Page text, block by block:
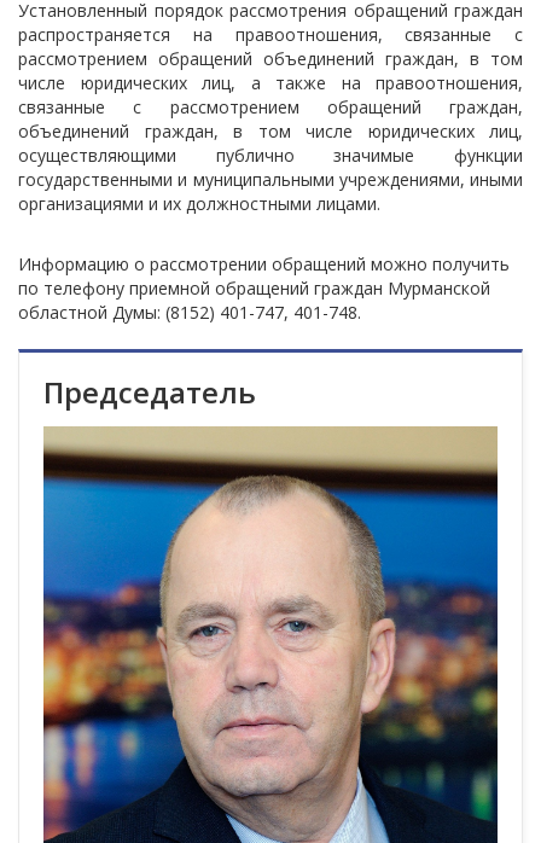
Установленный порядок рассмотрения обращений граждан
распространяется на правоотношения, связанные с
рассмотрением обращений объединений граждан, в том
числе юридических лиц, а также на правоотношения,
связанные с рассмотрением обращений граждан,
объединений граждан, в том числе юридических лиц,
осуществляющими публично значимые функции
государственными и муниципальными учреждениями, иными
организациями и их должностными лицами.
Информацию о рассмотрении обращений можно получить
по телефону приемной обращений граждан Мурманской
областной Думы: (8152) 401-747, 401-748.
Председатель